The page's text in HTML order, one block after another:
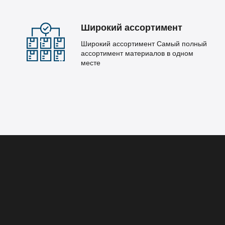
Широкий ассортимент
Широкий ассортимент Самый полный
ассортимент материалов в одном
месте